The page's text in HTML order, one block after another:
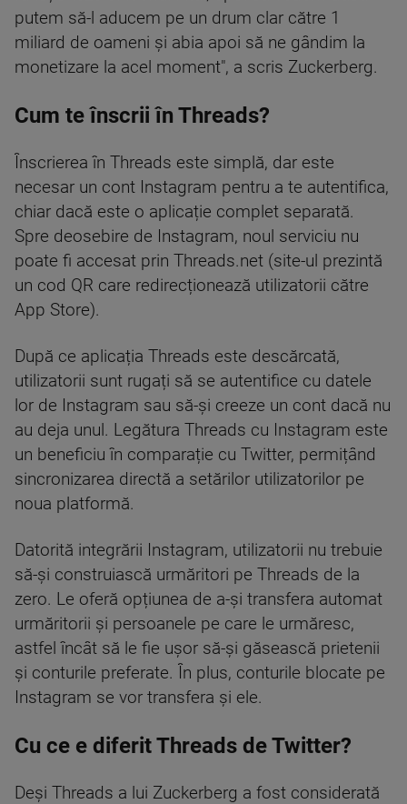
putem să-l aducem pe un drum clar către 1
miliard de oameni și abia apoi să ne gândim la
monetizare la acel moment", a scris Zuckerberg.
Cum te înscrii în Threads?
Înscrierea în Threads este simplă, dar este
necesar un cont Instagram pentru a te autentifica,
chiar dacă este o aplicație complet separată.
Spre deosebire de Instagram, noul serviciu nu
poate fi accesat prin Threads.net (site-ul prezintă
un cod QR care redirecționează utilizatorii către
App Store).
După ce aplicația Threads este descărcată,
utilizatorii sunt rugați să se autentifice cu datele
lor de Instagram sau să-și creeze un cont dacă nu
au deja unul. Legătura Threads cu Instagram este
un beneficiu în comparație cu Twitter, permițând
sincronizarea directă a setărilor utilizatorilor pe
noua platformă.
Datorită integrării Instagram, utilizatorii nu trebuie
să-și construiască urmăritori pe Threads de la
zero. Le oferă opțiunea de a-și transfera automat
urmăritorii și persoanele pe care le urmăresc,
astfel încât să le fie ușor să-și găsească prietenii
și conturile preferate. În plus, conturile blocate pe
Instagram se vor transfera și ele.
Cu ce e diferit Threads de Twitter?
Deși Threads a lui Zuckerberg a fost considerată